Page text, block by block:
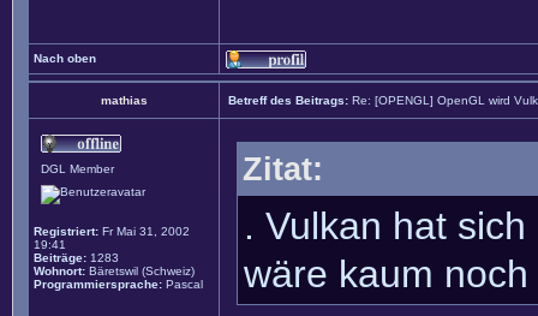
Nach oben
mathias Betreff des Beitrags: Re: [OPENGL] OpenGL wird
DGL Member
Registriert: Fr Mai 31, 2002
19:41
Beiträge: 1283
Wohnort: Bäretswil (Schweiz)
Programmiersprache: Pascal
Zitat:
. Vulkan hat
wäre kaum